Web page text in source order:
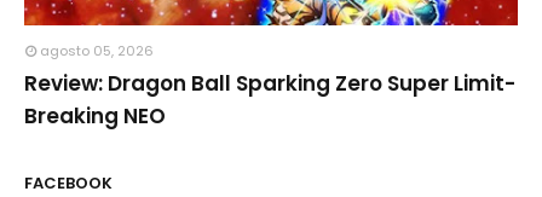
agosto 05, 2026
Review: Dragon Ball Sparking Zero Super Limit-
Breaking NEO
FACEBOOK